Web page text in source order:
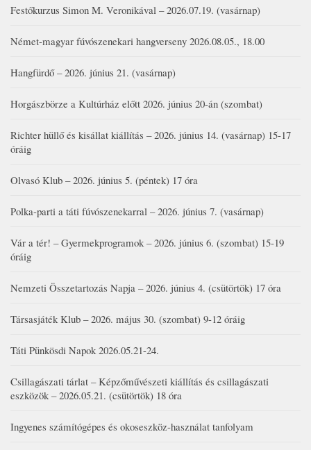
Festőkurzus Simon M. Veronikával – 2026.07.19. (vasárnap)
Német-magyar fúvószenekari hangverseny 2026.08.05., 18.00
Hangfürdő – 2026. június 21. (vasárnap)
Horgászbörze a Kultúrház előtt 2026. június 20-án (szombat)
Richter hüllő és kisállat kiállítás – 2026. június 14. (vasárnap) 15-17
óráig
Olvasó Klub – 2026. június 5. (péntek) 17 óra
Polka-parti a táti fúvószenekarral – 2026. június 7. (vasárnap)
Vár a tér! – Gyermekprogramok – 2026. június 6. (szombat) 15-19
óráig
Nemzeti Összetartozás Napja – 2026. június 4. (csütörtök) 17 óra
Társasjáték Klub – 2026. május 30. (szombat) 9-12 óráig
Táti Pünkösdi Napok 2026.05.21-24.
Csillagászati tárlat – Képzőművészeti kiállítás és csillagászati
eszközök – 2026.05.21. (csütörtök) 18 óra
Ingyenes számítógépes és okoseszköz-használat tanfolyam